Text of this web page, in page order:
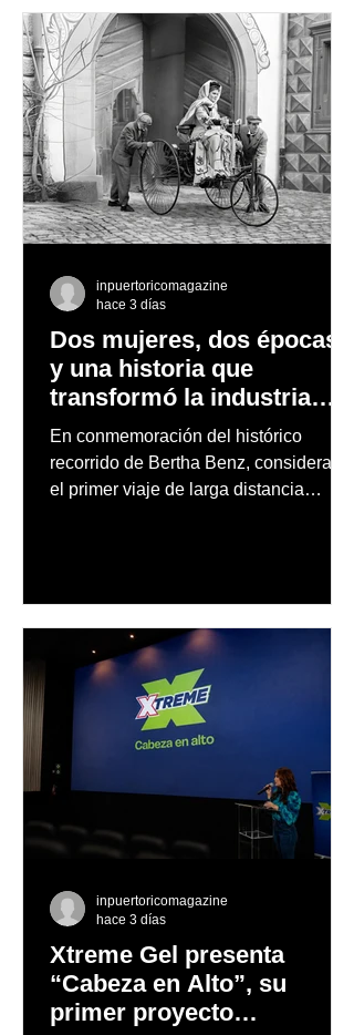
nevados en las montañas
Dos mujeres, dos épocas
y una historia que
transformó la industria
automotriz
En conmemoración del histórico
recorrido de Bertha Benz, considerado
el primer viaje de larga distancia
inpuertoricomagazine
hace 3 días
Xtreme Gel presenta
“Cabeza en Alto”, su
primer proyecto
inpuertoricomagazine
hace 3 días